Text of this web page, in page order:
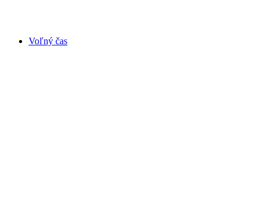
Voľný čas